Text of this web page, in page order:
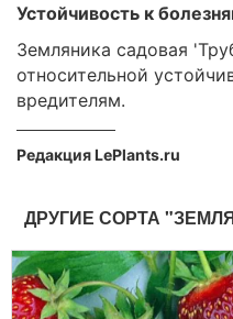
Устойчивость к
Земляника садовая
относительной
вредителям.
Редакция LePlants.ru
ДРУГИЕ СОРТА